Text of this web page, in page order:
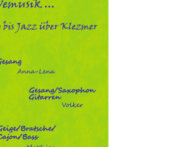
Öffnungszeiten